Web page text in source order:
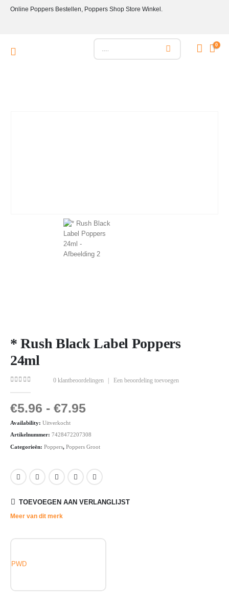
Online Poppers Bestellen, Poppers Shop Store Winkel.
0
* Rush Black Label Poppers
24ml
0klantbeoordelingen Een beoordeling toevoegen
€5.96 - €7.95
Availability: Uitverkocht
Artikelnummer: 7428472207308
Categorieën: Poppers, Poppers Groot
TOEVOEGEN AAN VERLANGLIJST
Meer van dit merk
PWD